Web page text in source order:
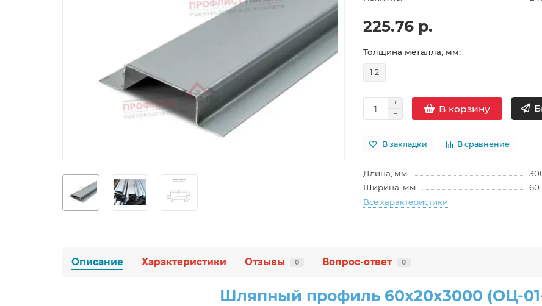
225.76 р.
Толщина металла, мм:
1.2
В корзину
В закладки В сравнение
Длина, мм
Ширина, мм
60
Все характеристики
Описание Характеристики Отзывы 0 Вопрос-ответ 0
Шляпный профиль 60х20х3000 (ОЦ-